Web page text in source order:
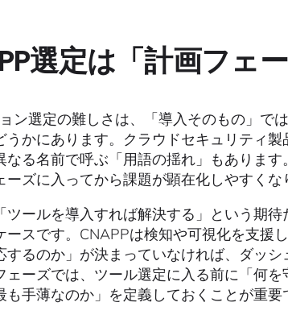
選定は「計画フェ
ン選定の難しさは、「導入そのもの」で
うかにあります。クラウドセキュリティ
なる名前で呼ぶ「用語の揺れ」もありま
ズに入ってから課題が顕在化しやすくな
ツールを導入すれば解決する」という期
ースです。CNAPPは検知や可視化を支援
するのか」が決まっていなければ、ダッ
ェーズでは、ツール選定に入る前に「何
手薄なのか」を定義しておくことが重要